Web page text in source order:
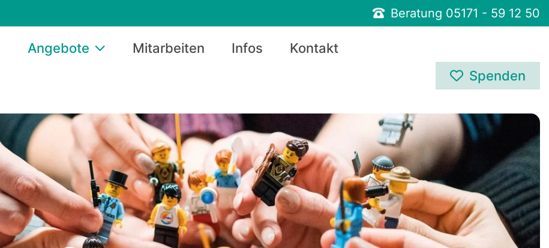
Beratung 05171 - 59 12 50
Angebote Mitarbeiten Infos
Kontakt
Spenden